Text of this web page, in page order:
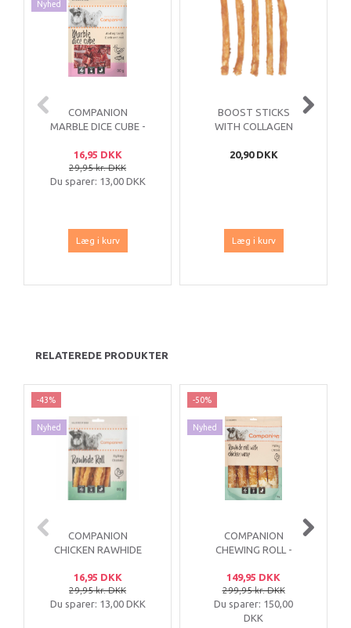
Nyhed
COMPANION
MARBLE DICE CUBE -
16,95 DKK
29,95 kr. DKK
Du sparer: 13,00 DKK
Læg i kurv
BOOST STICKS
WITH COLLAGEN
12,5CM – 5 STK
20,90 DKK
Læg i kurv
RELATEREDE PRODUKTER
-43%
Nyhed
COMPANION
CHICKEN RAWHIDE
16,95 DKK
29,95 kr. DKK
Du sparer: 13,00 DKK
-50%
Nyhed
COMPANION
CHEWING ROLL -
KG
149,95 DKK
299,95 kr. DKK
Du sparer: 150,00
DKK